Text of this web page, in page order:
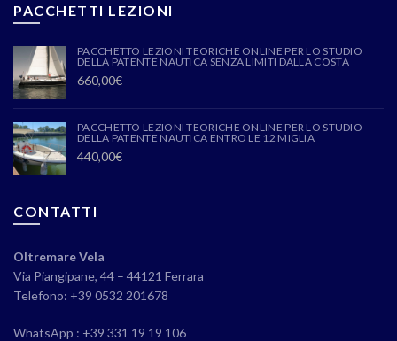
PACCHETTI LEZIONI
PACCHETTO LEZIONI TEORICHE ONLINE PER LO STUDIO
DELLA PATENTE NAUTICA SENZA LIMITI DALLA COSTA
660,00€
PACCHETTO LEZIONI TEORICHE ONLINE PER LO STUDIO
DELLA PATENTE NAUTICA ENTRO LE 12 MIGLIA
440,00€
CONTATTI
Oltremare Vela
Via Piangipane, 44 – 44121 Ferrara
Telefono: +39 0532 201678
WhatsApp : +39 331 19 19 106